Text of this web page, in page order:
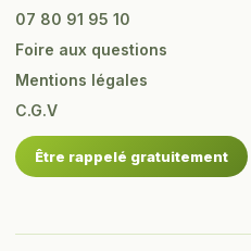
07 80 91 95 10
Foire aux questions
Mentions légales
C.G.V
Être rappelé gratuitement